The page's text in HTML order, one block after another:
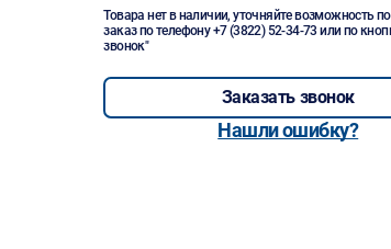
Товара нет в наличии, уточняйте возможность
заказ по телефону+7 (3822) 52-34-73 или по
звонок"
Заказать звонок
Нашли ошибку?